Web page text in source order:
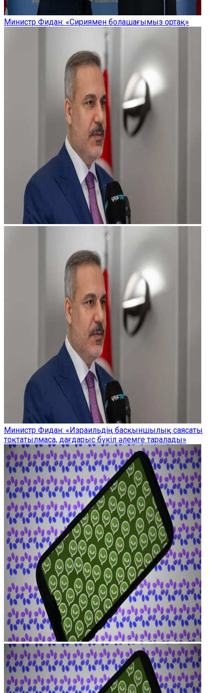
Министр Фидан: «Сириямен болашағымыз ортақ»
Министр Фидан: «Израильдің басқыншылық саясаты
тоқтатылмаса, дағдарыс бүкіл әлемге таралады»